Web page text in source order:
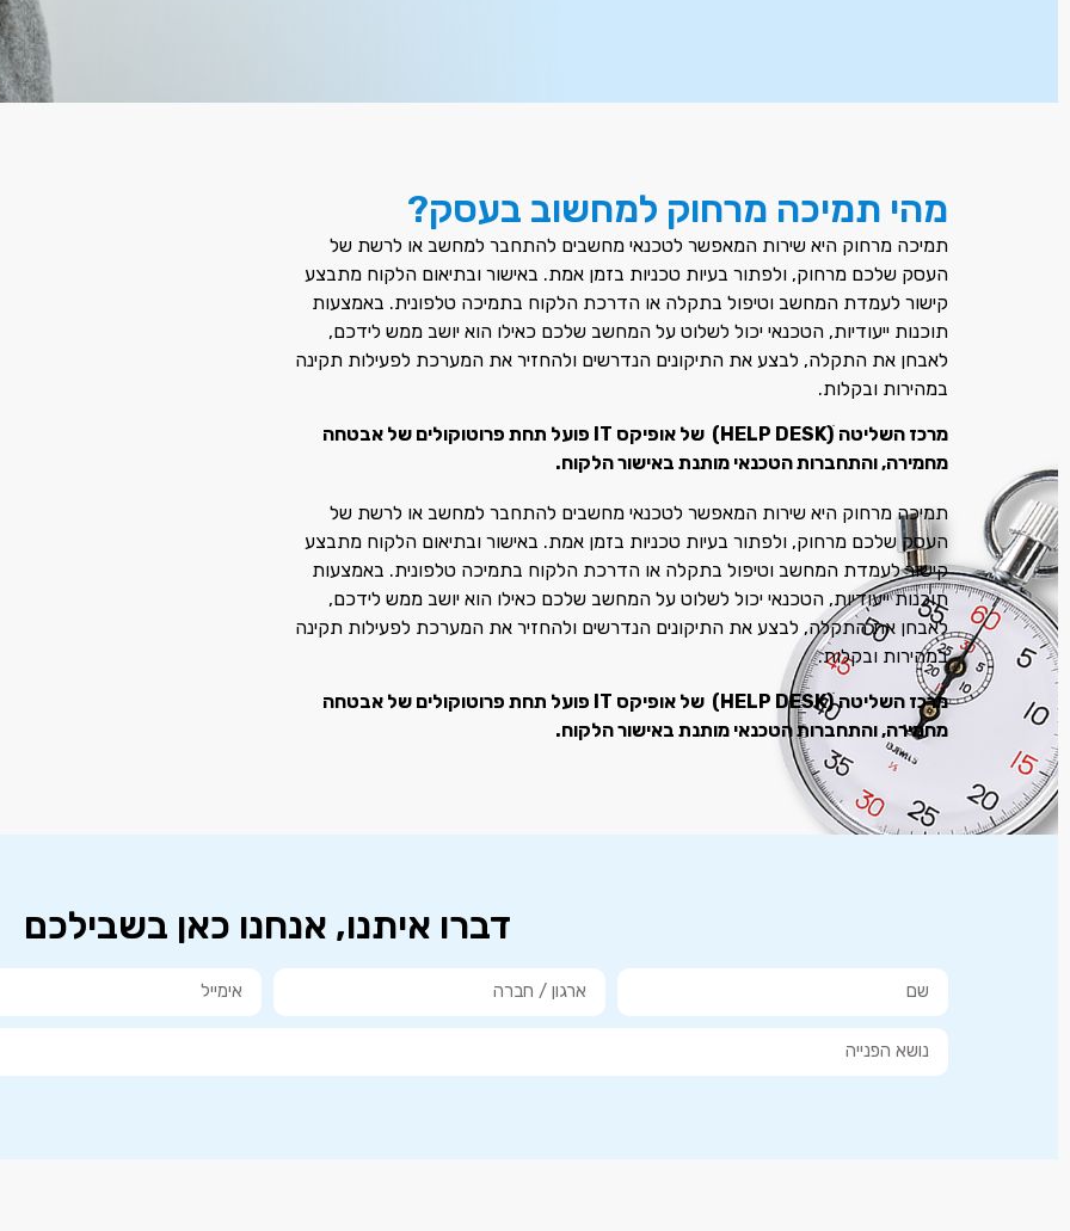
מהי תמיכה מרחוק למחשוב בעסק?
תמיכה מרחוק היא שירות המאפשר לטכנאי מחשבים להתחבר למחשב או לרשת של
העסק שלכם מרחוק, ולפתור בעיות טכניות בזמן אמת. באישור ובתיאום הלקוח מתבצע
קישור לעמדת המחשב וטיפול בתקלה או הדרכת הלקוח בתמיכה טלפונית. באמצעות
תוכנות ייעודיות, הטכנאי יכול לשלוט על המחשב שלכם כאילו הוא יושב ממש לידכם,
לאבחן את התקלה, לבצע את התיקונים הנדרשים ולהחזיר את המערכת לפעילות תקינה
במהירות ובקלות.
מרכז השליטה ׁ(HELP DESK)
של אופיקס IT פועל תחת פרוטוקולים של אבטחה
מחמירה, והתחברות הטכנאי מותנת באישור הלקוח.
תמיכה מרחוק היא שירות המאפשר לטכנאי מחשבים להתחבר למחשב או לרשת של
העסק שלכם מרחוק, ולפתור בעיות טכניות בזמן אמת. באישור ובתיאום הלקוח מתבצע
קישור לעמדת המחשב וטיפול בתקלה או הדרכת הלקוח בתמיכה טלפונית. באמצעות
תוכנות ייעודיות, הטכנאי יכול לשלוט על המחשב שלכם כאילו הוא יושב ממש לידכם,
לאבחן את התקלה, לבצע את התיקונים הנדרשים ולהחזיר את המערכת לפעילות תקינה
במהירות ובקלות.
מרכז השליטה ׁ(HELP DESK)
של אופיקס IT פועל תחת פרוטוקולים של אבטחה
מחמירה, והתחברות הטכנאי מותנת באישור הלקוח.
דברו איתנו, אנחנו כאן בשבילכם